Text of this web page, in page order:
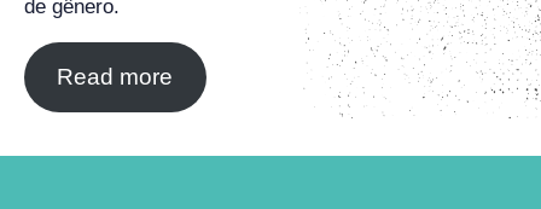
de gênero.
Read more